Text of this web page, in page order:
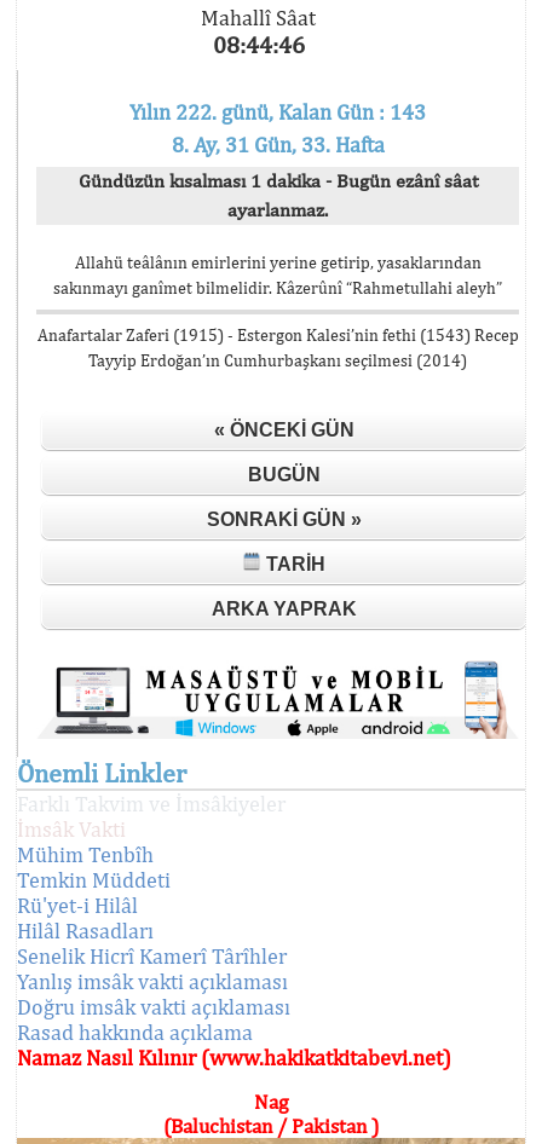
Mahallî Sâat
08:44:46
Yılın 222. günü, Kalan Gün : 143
8. Ay, 31 Gün, 33. Hafta
Gündüzün kısalması 1 dakika - Bugün ezânî sâat
ayarlanmaz.
Allahü teâlânın emirlerini yerine getirip, yasaklarından
sakınmayı ganîmet bilmelidir. Kâzerûnî “Rahmetullahi aleyh”
Anafartalar Zaferi (1915) - Estergon Kalesi’nin fethi (1543) Recep
Tayyip Erdoğan’ın Cumhurbaşkanı seçilmesi (2014)
« ÖNCEKI GÜN
BUGÜN
SONRAKI GÜN »
TARIH
ARKA YAPRAK
Önemli Linkler
Farklı Takvim ve İmsâkiyeler
İmsâk Vakti
Mühim Tenbîh
Temkin Müddeti
Rü'yet-i Hilâl
Hilâl Rasadları
Senelik Hicrî Kamerî Târîhler
Yanlış imsâk vakti açıklaması
Doğru imsâk vakti açıklaması
Rasad hakkında açıklama
Namaz Nasıl Kılınır (www.hakikatkitabevi.net)
Nag
(Baluchistan / Pakistan )